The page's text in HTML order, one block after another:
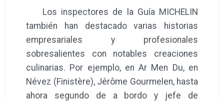
Los inspectores de la Guía MICHELIN
también han destacado varias historias
empresariales y profesionales
sobresalientes con notables creaciones
culinarias. Por ejemplo, en Ar Men Du, en
Névez (Finistère), Jérôme Gourmelen, hasta
ahora segundo de a bordo y jefe de